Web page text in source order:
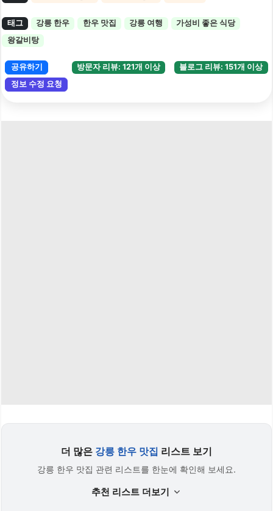
태그 강릉 한우 한우 맛집 강릉 여행
가성비 좋은 식당
왕갈비탕
블로그 리뷰: 151개 이상
방문자 리뷰: 121개 이상
공유하기
정보 수정 요청
더 많은 강릉 한우 맛집 리스트 보기
강릉 한우 맛집 관련 리스트를 한눈에 확인해 보세요.
추천 리스트 더보기